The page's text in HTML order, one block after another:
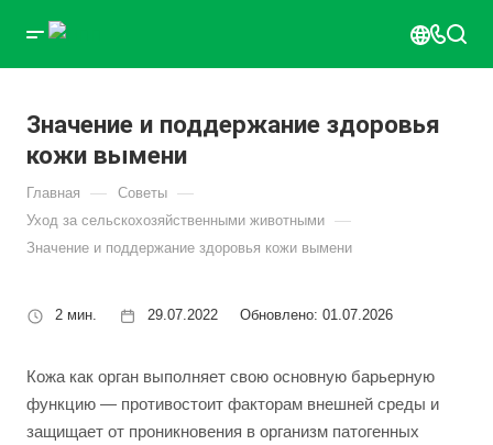
Значение и поддержание здоровья
кожи вымени
Главная — Советы —
Уход за сельскохозяйственными животными —
Значение и поддержание здоровья кожи вымени
2 мин. 29.07.2022 Обновлено: 01.07.2026
Кожа как орган выполняет свою основную барьерную
функцию — противостоит факторам внешней среды и
защищает от проникновения в организм патогенных